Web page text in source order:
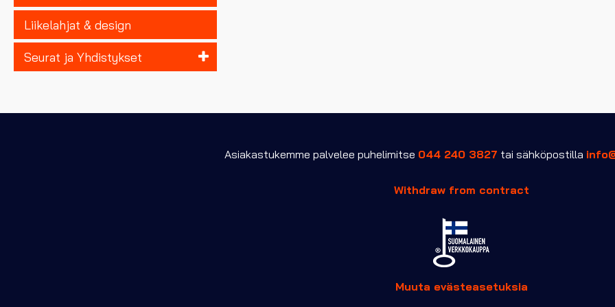
Liikelahjat & design
Seurat ja Yhdistykset
Asiakastukemme palvelee puhelimitse 044 240 3827 tai sähköpostilla
Withdraw from contract
Muuta evästeasetuksia